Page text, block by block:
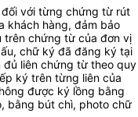
với từng chứng từ rút
khách hàng, đảm bảo
trên chứng từ của đơn vị
chữ ký đã đăng ký tại
đủ liên chứng từ theo quy
ký trên từng liên của
được ký lồng bằng
bằng bút chì, photo chữ